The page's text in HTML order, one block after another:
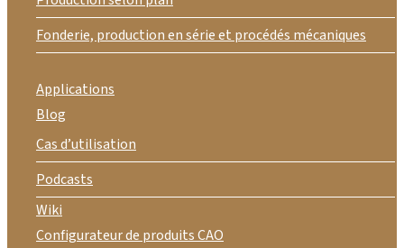
Fonderie, production en série et procédés mécaniques
Applications
Blog
Cas d’utilisation
Podcasts
Wiki
Configurateur de produits CAO